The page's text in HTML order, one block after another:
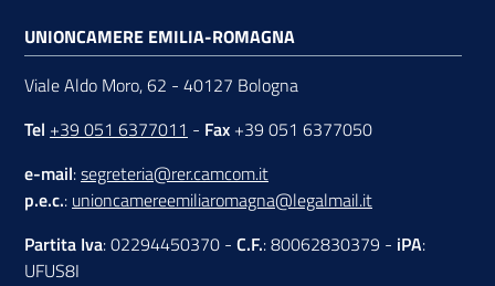
UNIONCAMERE EMILIA-ROMAGNA
Viale Aldo Moro, 62 - 40127 Bologna
Tel +39 051 6377011 - Fax +39 051 6377050
e-mail:segreteria@rer.camcom.it
p.e.c.: unioncamereemiliaromagna@legalmail.it
Partita Iva: 02294450370 - C.F.: 80062830379 - iPA:
UFUS8I